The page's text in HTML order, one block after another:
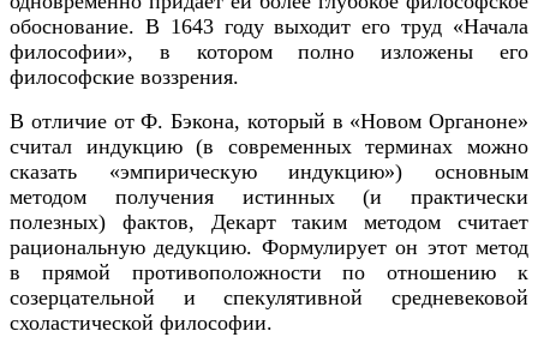
обоснование. В 1643 году выходит его труд «Начала
философии», в котором полно изложены его
философские воззрения.
В отличие от Ф. Бэкона, который в «Новом Органоне»
считал индукцию (в современных терминах можно
сказать «эмпирическую индукцию») основным
методом получения истинных (и практически
полезных) фактов, Декарт таким методом считает
рациональную дедукцию. Формулирует он этот метод
в прямой противоположности по отношению к
созерцательной и спекулятивной средневековой
схоластической философии.